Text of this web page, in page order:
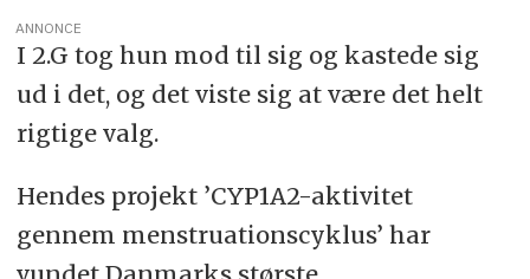
dag 4-5)
· Anden gang i den sene follikulære
fase/omkring ægløsning (på dag 13-14)
cycle’, EUCYS 2025
ANNONCE
I 2.G tog hun mod til sig og kastede sig
ud i det, og det viste sig at være det helt
rigtige valg.
Hendes projekt ’CYP1A2-aktivitet
gennem menstruationscyklus’ har